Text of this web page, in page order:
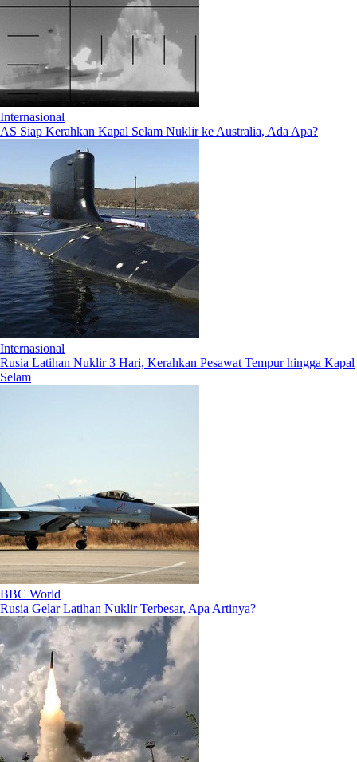
Internasional
AS Siap Kerahkan Kapal Selam Nuklir ke Australia, Ada Apa?
Internasional
Rusia Latihan Nuklir 3 Hari, Kerahkan Pesawat Tempur hingga Kapal
Selam
BBC World
Rusia Gelar Latihan Nuklir Terbesar, Apa Artinya?